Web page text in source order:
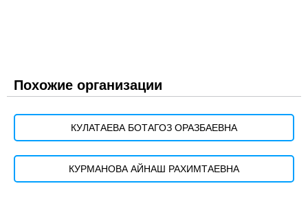
Похожие организации
КУЛАТАЕВА БОТАГОЗ ОРАЗБАЕВНА
КУРМАНОВА АЙНАШ РАХИМТАЕВНА